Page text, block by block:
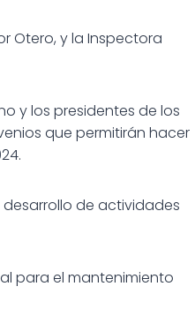
Otero, y la Inspectora
y los presidentes de los
que permitirán hacer
de actividades
para el mantenimiento